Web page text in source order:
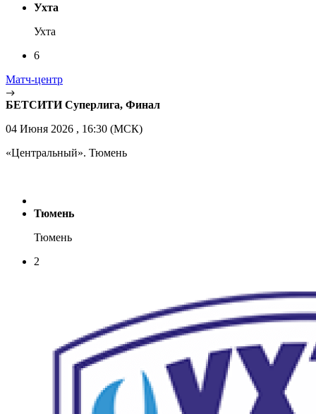
Ухта
Ухта
6
Матч-центр
БЕТСИТИ Суперлига, Финал
04 Июня 2026 , 16:30 (МСК)
«Центральный». Тюмень
Тюмень
Тюмень
2